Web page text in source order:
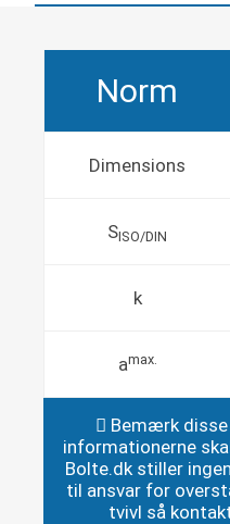
Norm
Dimensions
SISO/DIN
k
amax.
Bemærk disse
informationerne
Bolte.dk stiller
til ansvar for
tvivl så